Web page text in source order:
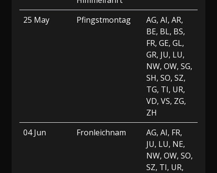
25 May
Pfingstmontag
AG, AI, AR,
BE, BL, BS,
FR, GE, GL,
GR, JU, LU,
NW, OW, SG,
SH, SO, SZ,
TG, TI, UR,
VD, VS, ZG,
ZH
04 Jun
Fronleichnam
AG, AI, FR,
JU, LU, NE,
NW, OW, SO,
SZ, TI, UR,